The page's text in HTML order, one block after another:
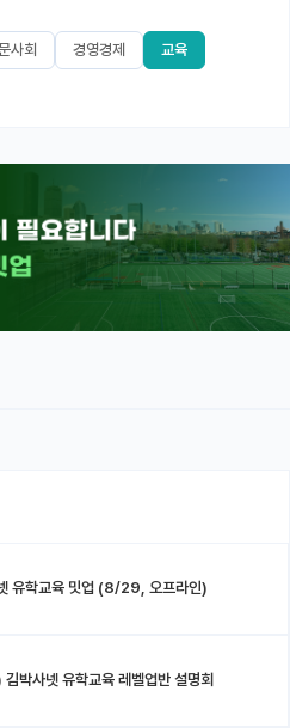
유학교육 밋업 (8/29, 오프라인)
박사넷 유학교육 레벨업반 설명회
사회 경영경제 교육